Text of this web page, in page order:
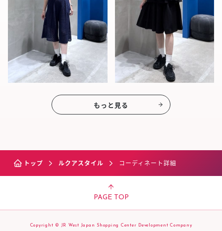
もっと見る
トップ ルクアスタイル コーディネート詳細
PAGE TOP
Copyright © JR West Japan Shopping Center Development Company